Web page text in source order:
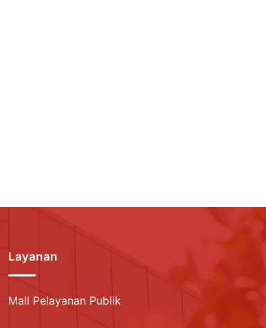
Layanan
Mall Pelayanan Publik